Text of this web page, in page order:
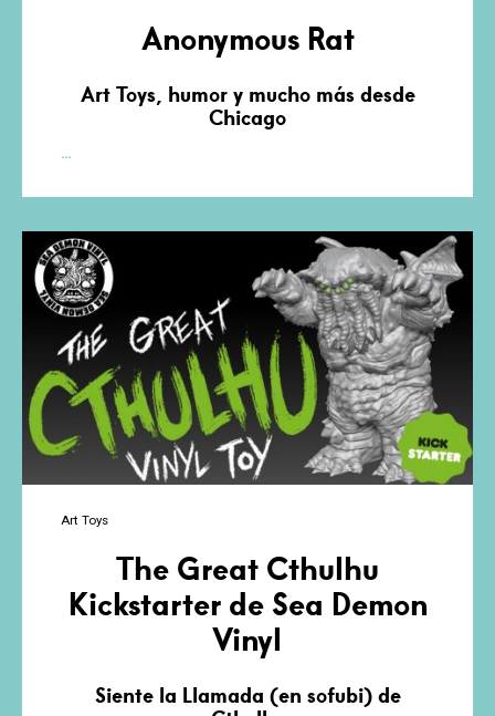
Anonymous Rat
Art Toys, humor y mucho más desde
Chicago
…
Art Toys
The Great Cthulhu
Kickstarter de Sea Demon
Vinyl
Siente la Llamada (en sofubi) de